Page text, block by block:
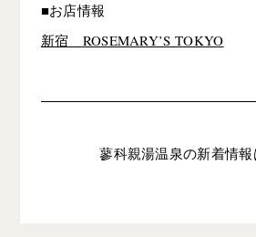
■お店情報
新宿 ROSEMARY’S TOKYO
蓼科親湯温泉の新着情報